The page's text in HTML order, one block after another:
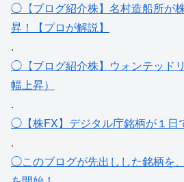
◯【ブログ紹介株】名村造船所が
昇！【プロが解説】
.
◯【ブログ紹介株】ウォンテッド
幅上昇）
.
◯【株FX】デジタル庁銘柄が１日
.
◯このブログが先出しした銘柄を